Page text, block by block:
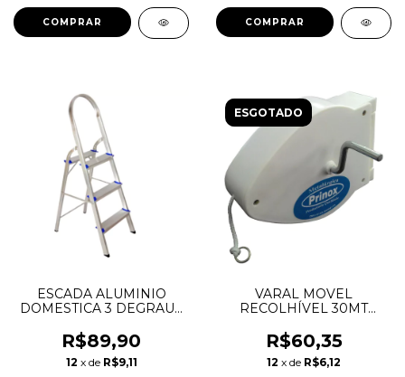
ESCADA ALUMINIO
DOMESTICA 3 DEGRAUS
R$89,90
12 x de R$9,11
ESGOTADO
VARAL MOVEL
RECOLHÍVEL 30MT
R$60,35
12 x de R$6,12